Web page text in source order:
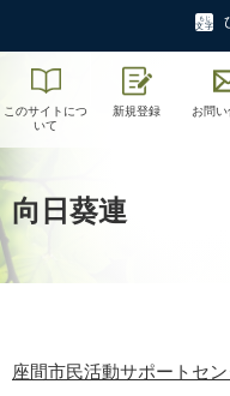
このサイトにつ
いて
新規登録 お問
向日葵連
座間市民活動サポートセ